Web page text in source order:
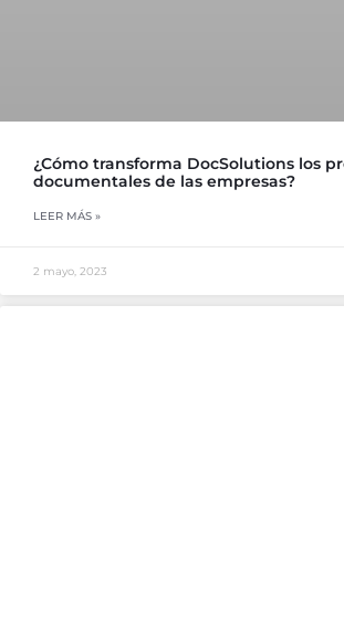
¿Cómo transforma DocSolutions los
documentales de las empresas?
LEER MÁS »
2 mayo, 2023